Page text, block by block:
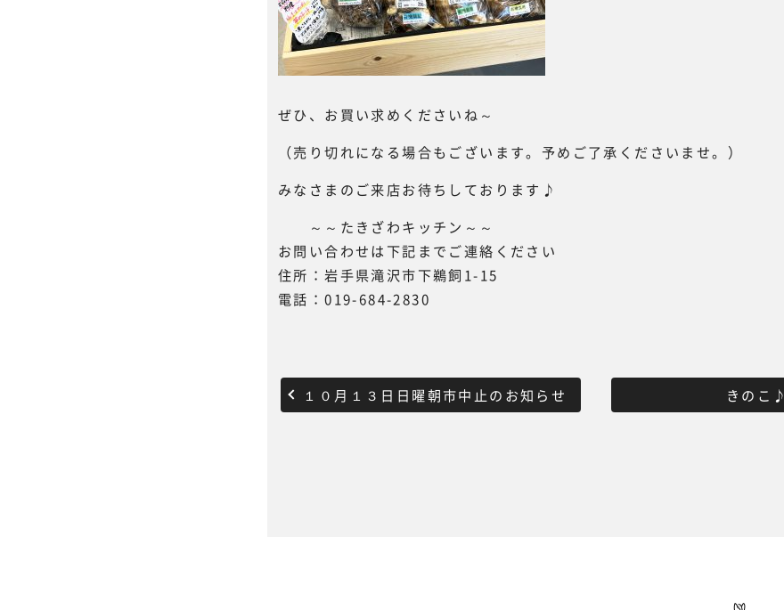
ぜひ、お買い求めくださいね～
（売り切れになる場合もございます。予めご了承くださいませ。）
みなさまのご来店お待ちしております♪
～～たきざわキッチン～～
お問い合わせは下記までご連絡ください
住所：岩手県滝沢市下鵜飼1-15
電話：019-684-2830
１０月１３日日曜朝市中止のお知らせ きのこ♪